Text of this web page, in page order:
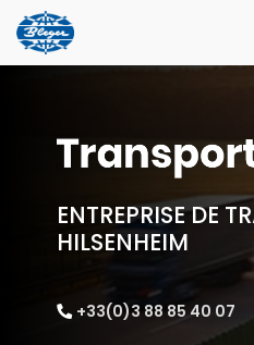
Aller
au
contenu
principal
ENTREPRISE DE
HILSENHEIM
+33(0)3 88 85 40 07